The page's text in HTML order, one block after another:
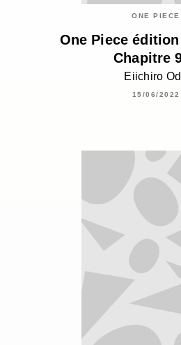
ONE PIECE
One Piece
Chapitre
Eiichiro
15/06/2022